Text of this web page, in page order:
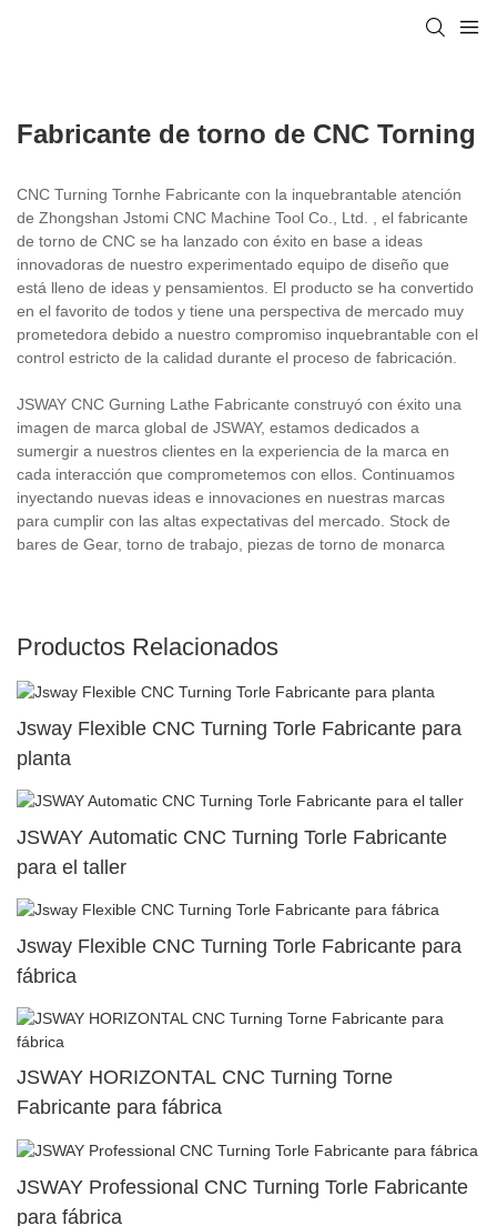
Fabricante de torno de CNC Torning
CNC Turning Tornhe Fabricante con la inquebrantable atención
de Zhongshan Jstomi CNC Machine Tool Co., Ltd. , el fabricante
de torno de CNC se ha lanzado con éxito en base a ideas
innovadoras de nuestro experimentado equipo de diseño que
está lleno de ideas y pensamientos. El producto se ha convertido
en el favorito de todos y tiene una perspectiva de mercado muy
prometedora debido a nuestro compromiso inquebrantable con el
control estricto de la calidad durante el proceso de fabricación.
JSWAY CNC Gurning Lathe Fabricante construyó con éxito una
imagen de marca global de JSWAY, estamos dedicados a
sumergir a nuestros clientes en la experiencia de la marca en
cada interacción que comprometemos con ellos. Continuamos
inyectando nuevas ideas e innovaciones en nuestras marcas
para cumplir con las altas expectativas del mercado. Stock de
bares de Gear, torno de trabajo, piezas de torno de monarca
Productos Relacionados
Jsway Flexible CNC Turning Torle Fabricante para
planta
JSWAY Automatic CNC Turning Torle Fabricante
para el taller
Jsway Flexible CNC Turning Torle Fabricante para
fábrica
JSWAY HORIZONTAL CNC Turning Torne
Fabricante para fábrica
JSWAY Professional CNC Turning Torle Fabricante
para fábrica